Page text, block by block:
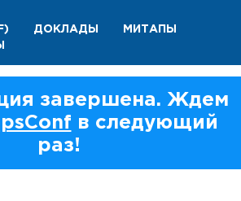
ДОКЛАДЫ
МИТАПЫ
завершена. Ждем
в следующий
раз!